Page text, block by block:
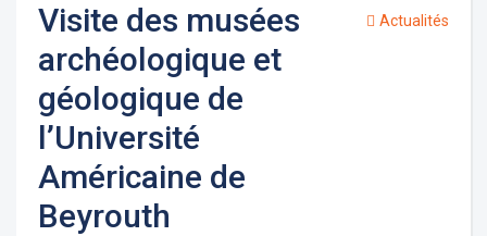
Visite des musées
archéologique et
géologique de
l’Université
Américaine de
Beyrouth
Actualités